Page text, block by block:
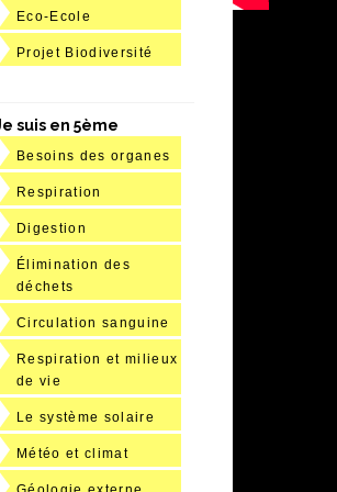
Eco-Ecole
Projet Biodiversité
suis en 5ème
Besoins des organes
Respiration
Digestion
Élimination des
déchets
Circulation sanguine
Respiration et milieux
de vie
Le système solaire
Météo et climat